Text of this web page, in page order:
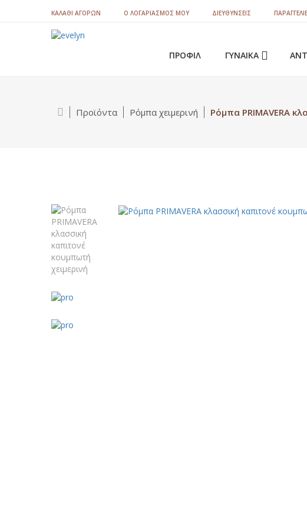
ΚΑΛΆΘΙ ΑΓΟΡΏΝ Ο ΛΟΓΑΡΙΑΣΜΌΣ ΜΟΥ ΔΙΕΥΘΎΝΣΕΙΣ
ΠΡΟΦΙΛ ΓΥΝΑΙΚΑ
Προϊόντα Ρόμπα χειμερινή Ρόμπα PRIMAVERA